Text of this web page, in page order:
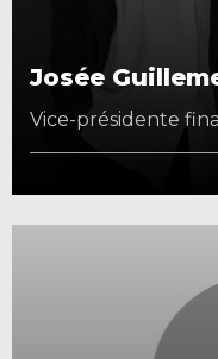
Josée
Vice-présidente